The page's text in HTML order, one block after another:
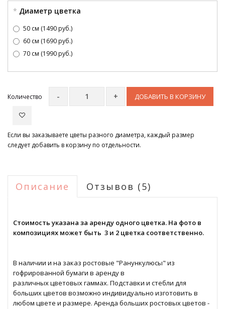
Диаметр цветка
50 см (1490 руб.)
60 см (1690 руб.)
70 см (1990 руб.)
Количество ДОБАВИТЬ В КОРЗИНУ
Если вы заказываете цветы разного диаметра, каждый размер
следует добавить в корзину по отдельности.
Описание Отзывов (5)
Стоимость указана за аренду одного цветка. На фото в
композициях может быть 3 и 2 цветка соответственно.
В наличии и на заказ ростовые "Ранункулюсы" из
гофрированной бумаги в аренду в
различных цветовых гаммах. Подставки и стебли для
больших цветов возможно индивидуально изготовить в
любом цвете и размере. Аренда больших ростовых цветов -